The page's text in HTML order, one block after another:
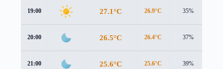
19:00 27.1°C 26.9°C 35%
20:00 26.5°C 26.4°C 37%
21:00 25.6°C 25.6°C 39%